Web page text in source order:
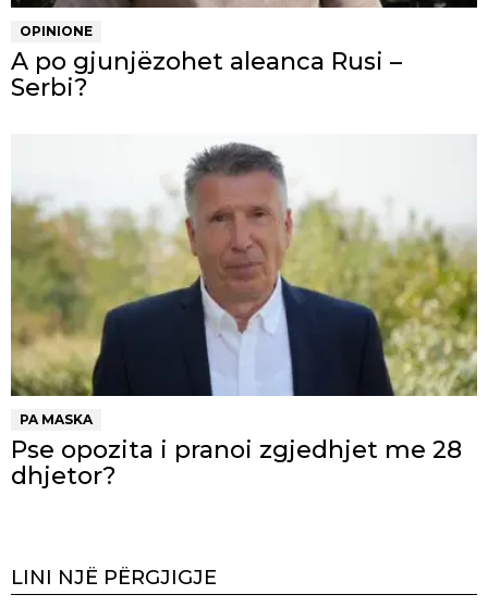
OPINIONE
A po gjunjëzohet aleanca Rusi –
Serbi?
PA MASKA
Pse opozita i pranoi zgjedhjet me 28
dhjetor?
LINI NJË PËRGJIGJE